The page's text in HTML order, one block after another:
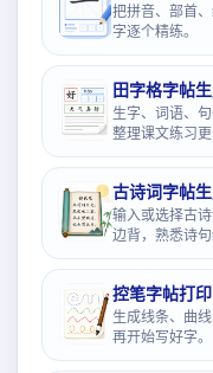
把拼音、部首
字逐个精练。
田字格字帖
生字、词语、
整理课文练习更
古诗词字帖生
输入或选择古
边背，熟悉诗句
控笔字帖打印
生成线条、曲
再开始写好字。